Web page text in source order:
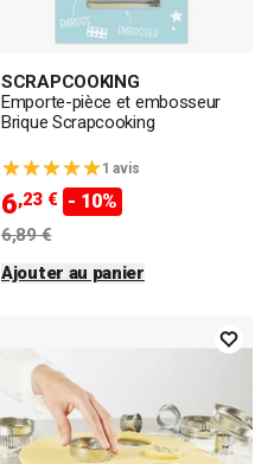
SCRAPCOOKING
Emporte-pièce et embosseur
Brique Scrapcooking
1 avis
6,23 € - 10%
6,89 €
Ajouter au panier